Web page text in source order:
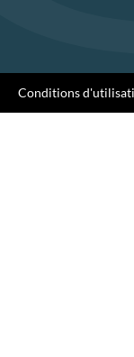
Conditions